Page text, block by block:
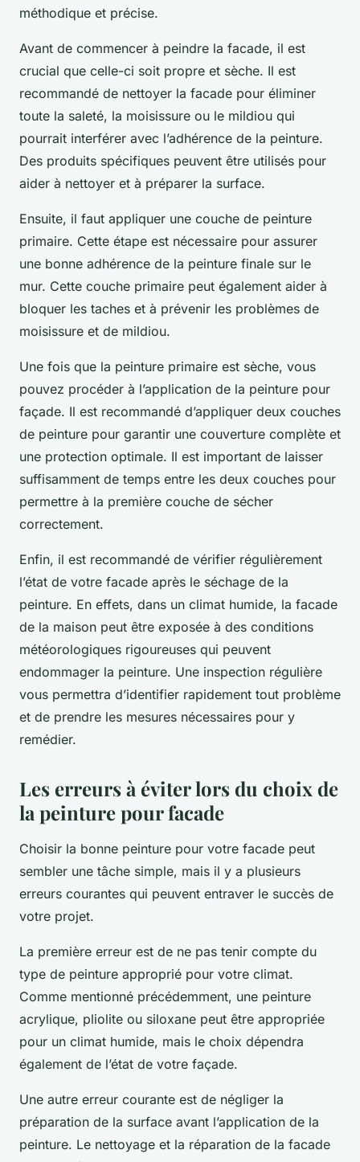
méthodique et précise.
Avant de commencer à peindre la facade, il est
crucial que celle-ci soit propre et sèche. Il est
recommandé de nettoyer la facade pour éliminer
toute la saleté, la moisissure ou le mildiou qui
pourrait interférer avec l’adhérence de la peinture.
Des produits spécifiques peuvent être utilisés pour
aider à nettoyer et à préparer la surface.
Ensuite, il faut appliquer une couche de peinture
primaire. Cette étape est nécessaire pour assurer
une bonne adhérence de la peinture finale sur le
mur. Cette couche primaire peut également aider à
bloquer les taches et à prévenir les problèmes de
moisissure et de mildiou.
Une fois que la peinture primaire est sèche, vous
pouvez procéder à l’application de la peinture pour
façade. Il est recommandé d’appliquer deux couches
de peinture pour garantir une couverture complète et
une protection optimale. Il est important de laisser
suffisamment de temps entre les deux couches pour
permettre à la première couche de sécher
correctement.
Enfin, il est recommandé de vérifier régulièrement
l’état de votre facade après le séchage de la
peinture. En effets, dans un climat humide, la facade
de la maison peut être exposée à des conditions
météorologiques rigoureuses qui peuvent
endommager la peinture. Une inspection régulière
vous permettra d’identifier rapidement tout problème
et de prendre les mesures nécessaires pour y
remédier.
Les erreurs à éviter lors du choix de
la peinture pour facade
Choisir la bonne peinture pour votre facade peut
sembler une tâche simple, mais il y a plusieurs
erreurs courantes qui peuvent entraver le succès de
votre projet.
La première erreur est de ne pas tenir compte du
type de peinture approprié pour votre climat.
Comme mentionné précédemment, une peinture
acrylique, pliolite ou siloxane peut être appropriée
pour un climat humide, mais le choix dépendra
également de l’état de votre façade.
Une autre erreur courante est de négliger la
préparation de la surface avant l’application de la
peinture. Le nettoyage et la réparation de la facade